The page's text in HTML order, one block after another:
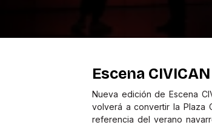
Escena CIVICAN
Nueva edición de Escena
volverá a convertir la Plaza
referencia del verano